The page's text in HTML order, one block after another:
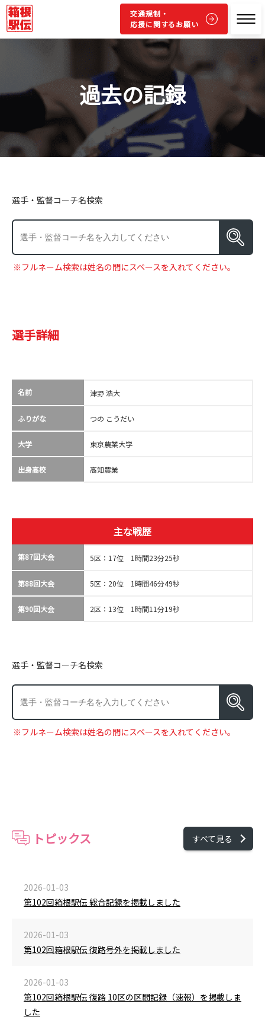
交通規制・
応援に関するお願い
過去の記録
選手・監督コーチ名検索
※フルネーム検索は姓名の間にスペースを入れてください。
選手詳細
名前 津野 浩大
ふりがな つの こうだい
大学 東京農業大学
出身高校 高知農業
主な戦歴
第87回大会 5区：17位 1時間23分25秒
第88回大会 5区：20位 1時間46分49秒
第90回大会 2区：13位 1時間11分19秒
選手・監督コーチ名検索
※フルネーム検索は姓名の間にスペースを入れてください。
トピックス すべて見る
2026-01-03
第102回箱根駅伝 総合記録を掲載しました
2026-01-03
第102回箱根駅伝 復路号外を掲載しました
2026-01-03
第102回箱根駅伝 復路 10区の区間記録（速報）を掲載しま
した